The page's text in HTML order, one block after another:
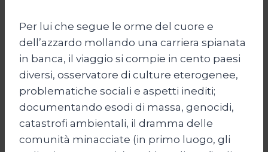
Per lui che segue le orme del cuore e
dell’azzardo mollando una carriera spianata
in banca, il viaggio si compie in cento paesi
diversi, osservatore di culture eterogenee,
problematiche sociali e aspetti inediti;
documentando esodi di massa, genocidi,
catastrofi ambientali, il dramma delle
comunità minacciate (in primo luogo, gli